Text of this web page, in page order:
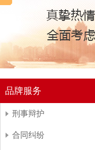
品牌服务
刑事辩护
合同纠纷